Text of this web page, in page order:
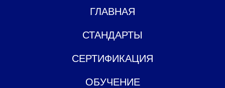
ГЛАВНАЯ
СТАНДАРТЫ
СЕРТИФИКАЦИЯ
ОБУЧЕНИЕ